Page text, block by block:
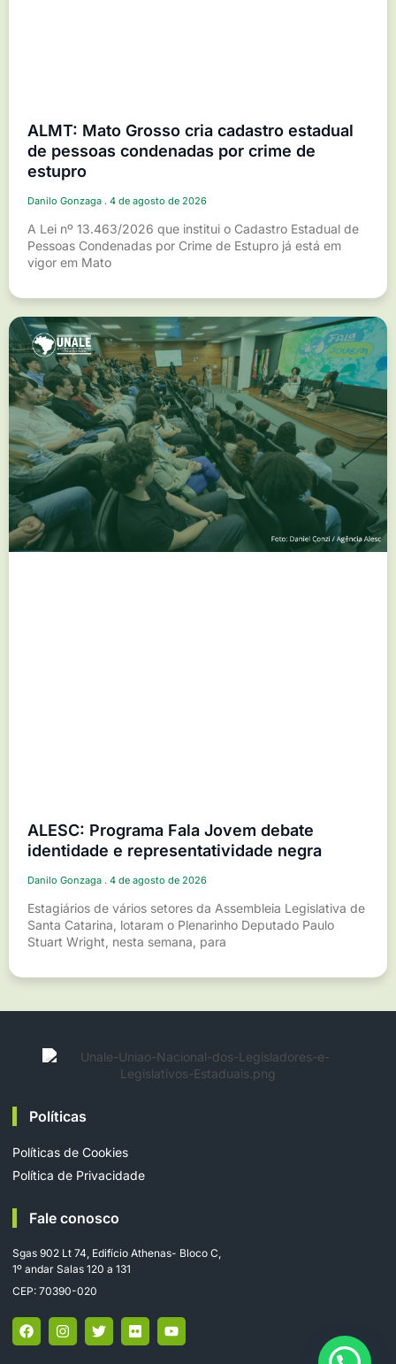
ALMT: Mato Grosso cria cadastro estadual
de pessoas condenadas por crime de
estupro
Danilo Gonzaga 4 de agosto de 2026
A Lei nº 13.463/2026 que institui o Cadastro Estadual de
Pessoas Condenadas por Crime de Estupro já está em
vigor em Mato
ALESC: Programa Fala Jovem debate
identidade e representatividade negra
Danilo Gonzaga 4 de agosto de 2026
Estagiários de vários setores da Assembleia Legislativa de
Santa Catarina, lotaram o Plenarinho Deputado Paulo
Stuart Wright, nesta semana, para
Políticas
Políticas de Cookies
Política de Privacidade
Fale conosco
Sgas 902 Lt 74, Edifício Athenas- Bloco C,
1º andar Salas 120 a 131
CEP: 70390-020